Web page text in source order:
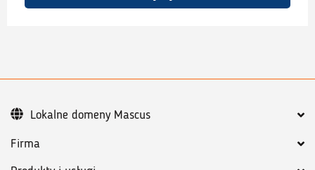
Firma
Lokalne domeny Mascus